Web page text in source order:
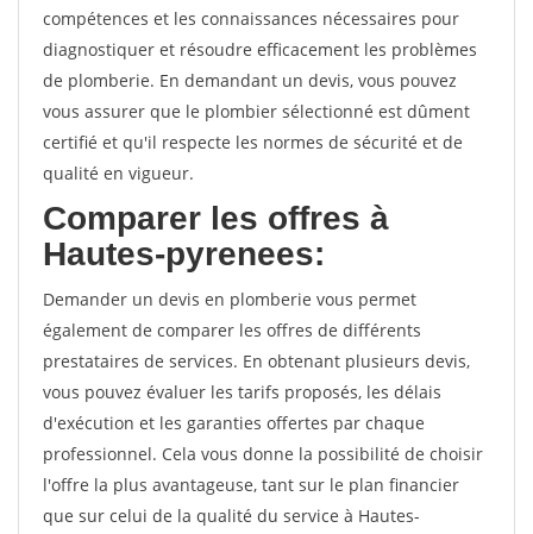
compétences et les connaissances nécessaires pour
diagnostiquer et résoudre efficacement les problèmes
de plomberie. En demandant un devis, vous pouvez
vous assurer que le plombier sélectionné est dûment
certifié et qu'il respecte les normes de sécurité et de
qualité en vigueur.
Comparer les offres à
Hautes-pyrenees:
Demander un devis en plomberie vous permet
également de comparer les offres de différents
prestataires de services. En obtenant plusieurs devis,
vous pouvez évaluer les tarifs proposés, les délais
d'exécution et les garanties offertes par chaque
professionnel. Cela vous donne la possibilité de choisir
l'offre la plus avantageuse, tant sur le plan financier
que sur celui de la qualité du service à Hautes-